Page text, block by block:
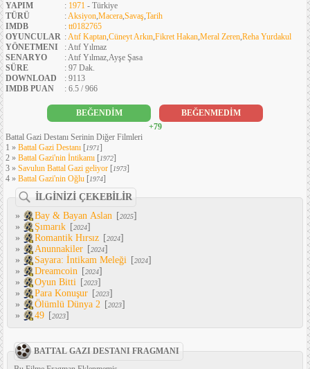
YAPIM : 1971 - Türkiye
TÜRÜ
:Aksiyon,Macera,Savaş,Tarih
IMDB
: tt0182765
OYUNCULAR :Atıf Kaptan,Cüneyt Arkın,Fikret Hakan,Meral Zeren,Reha Yurdakul
YÖNETMENI
: Atıf Yılmaz
SENARYO
: Atıf Yılmaz,Ayşe Şasa
SÜRE
: 97 Dak.
DOWNLOAD
: 9113
IMDB PUAN
: 6.5 / 966
BEĞENDİM
BEĞENMEDİM
+79
Battal Gazi Destanı Serinin Diğer Filmleri
1 » Battal Gazi Destanı [1971]
2 » Battal Gazi'nin İntikamı [1972]
3 » Savulun Battal Gazi geliyor [1973]
4 » Battal Gazi'nin Oğlu [1974]
İLGİNİZİ ÇEKEBİLİR
»
Bay & Bayan Aslan [2025]
»
Şımarık [2024]
»
Romantik Hırsız [2024]
»
Anunnakiler [2024]
»
Sayara: İntikam Meleği [2024]
»
Dreamcoin [2024]
»
Oyun Bitti [2023]
»
Para Konuşur [2023]
»
Ölümlü Dünya 2 [2023]
»
49 [2023]
BATTAL GAZI DESTANI FRAGMANI